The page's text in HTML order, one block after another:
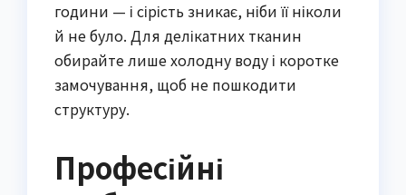
години — і сірість зникає, ніби її ніколи
й не було. Для делікатних тканин
обирайте лише холодну воду і коротке
замочування, щоб не пошкодити
структуру.
Професійні